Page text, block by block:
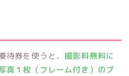
待券を使うと、 撮影料無料に
真１枚（フレーム付き）のプ